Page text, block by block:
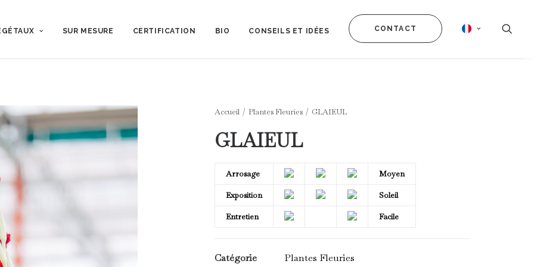
SUR MESURE CERTIFICATION BIO CONSEILS ET IDÉES CONTACT
Accueil Plantes Fleuries GLAIEUL
GLAIEUL
Arrosage Moyen
Exposition Soleil
Entretien Facile
Catégorie Plantes Fleuries